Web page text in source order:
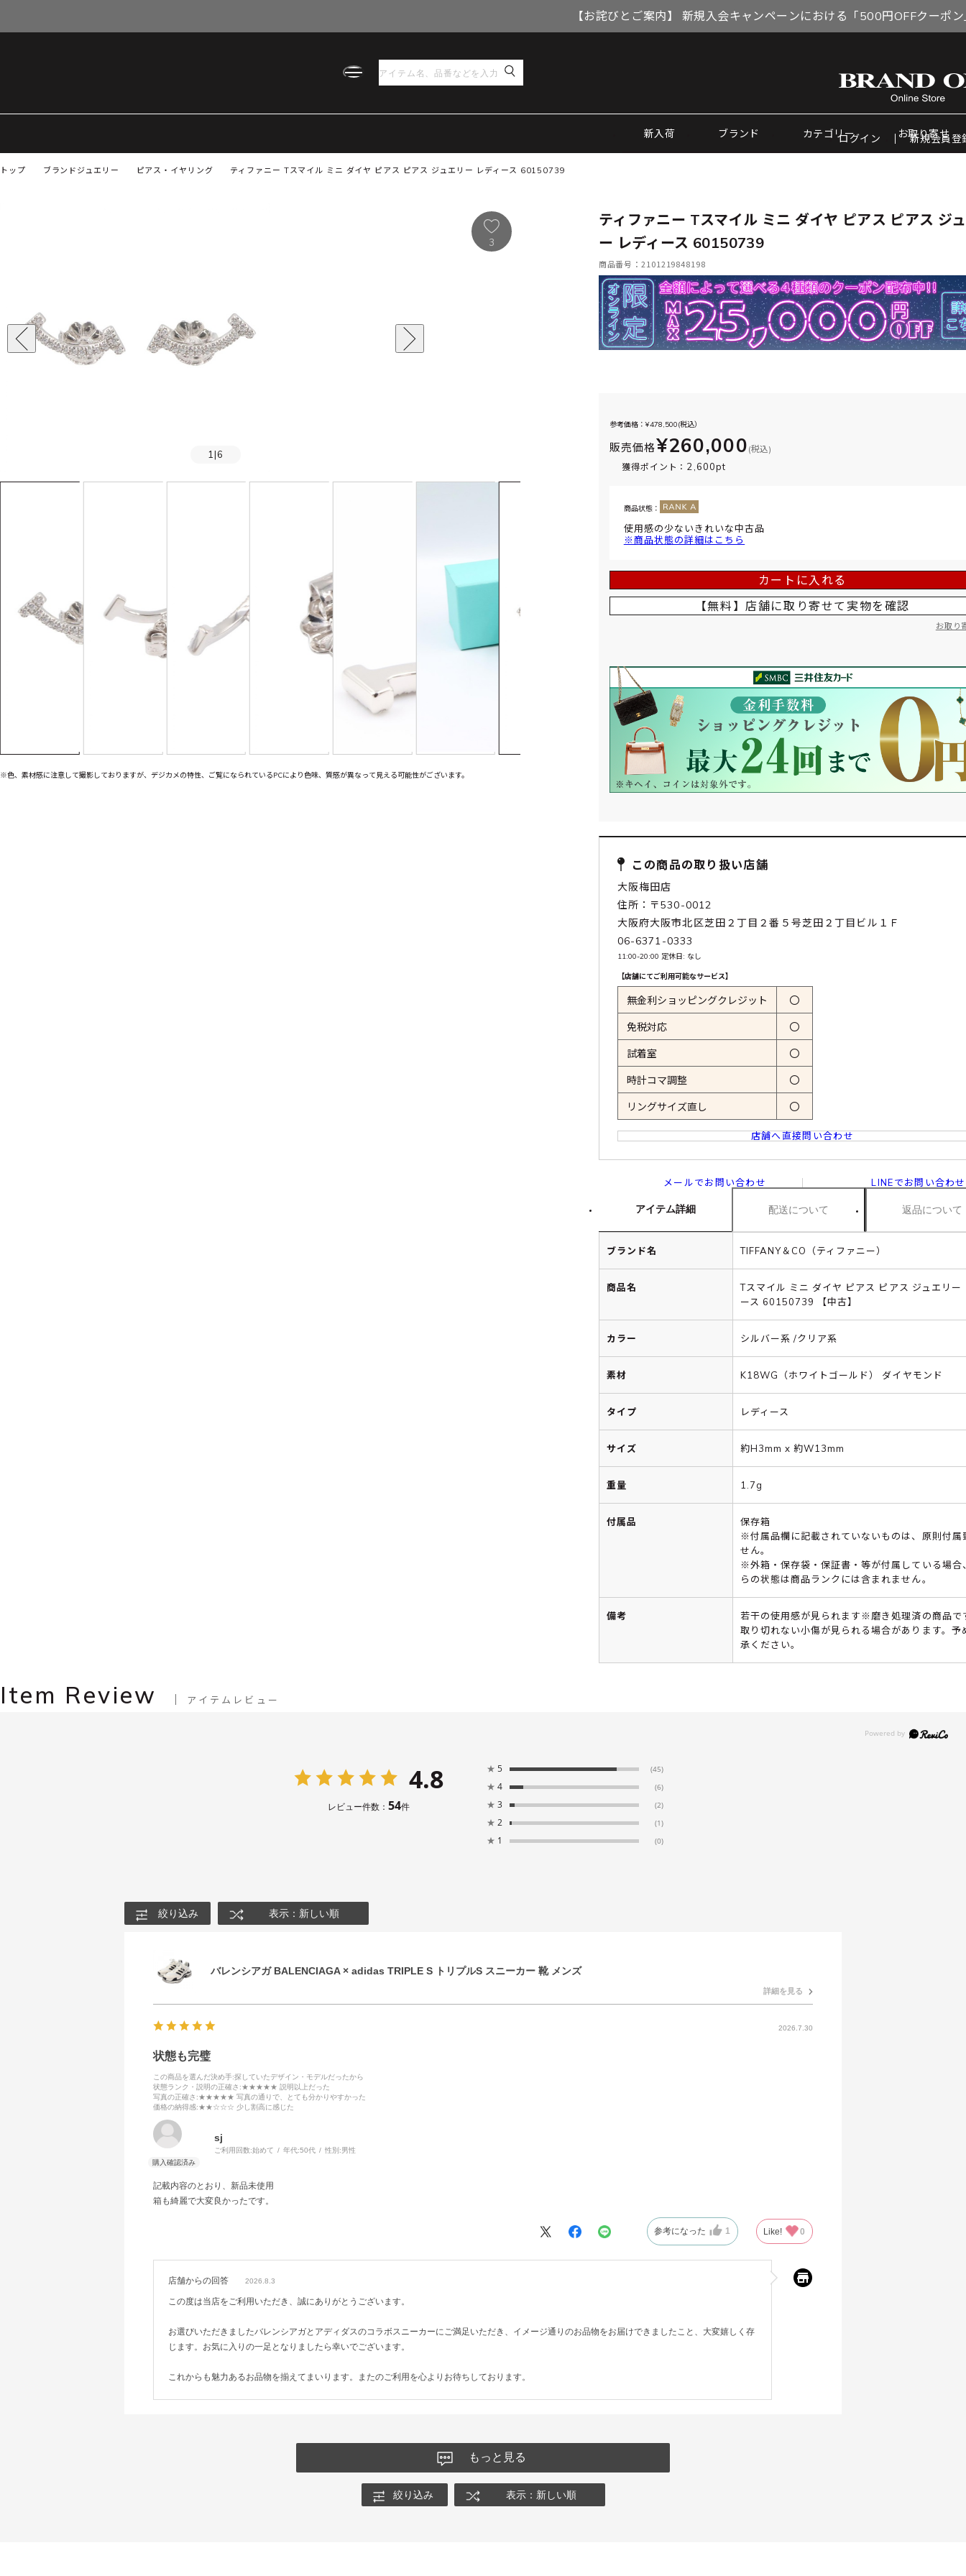
【お詫びとご案内】 新規入会キャンペーンにおける「500円OFFクーポ
新入荷 ブランド カテゴリー お取り寄せ
ログイン 新規会員登
トップ ティファニー Tスマイル ミニ ダイヤ ピアス ピアス ジュエリー レディース 60150739
ブランドジュエリー ピアス・イヤリング
1 |6
3
※色、素材感に注意して撮影しておりますが、デジカメの特性、ご覧になられているPCにより色味、質感が異なって見える可能性がございます。
ティファニー Tスマイル ミニ ダイヤ ピアス ピアス ジ
ー レディース 60150739
商品番号：2101219848198
参考価格：¥478,500(税込）
販売価格¥260,000 (税込)
獲得ポイント： 2,600pt
商品状態：
使用感の少ないきれいな中古品
※商品状態の詳細はこちら
カートに入れる
【無料】店舗に取り寄せて 実物を確認
お取り
この商品の取り扱い店舗
大阪梅田店
住所：〒530-0012
大阪府大阪市北区芝田２丁目２番５号芝田２丁目ビル１Ｆ
06-6371-0333
11:00-20:00 定休日: なし
【店舗にてご利用可能なサービス】
無金利ショッピングクレジット 〇
免税対応 〇
試着室 〇
時計コマ調整 〇
リングサイズ直し 〇
店舗へ直接問い合わせ
メールでお問い合わせ LINEでお問い合わせ
アイテム詳細 配送について 返品について
ブランド名 TIFFANY＆CO（ティファニー）
商品名
Tスマイル ミニ ダイヤ ピアス ピアス ジュエリー
ース 60150739 【中古】
カラー シルバー系 /クリア系
素材 K18WG（ホワイトゴールド） ダイヤモンド
タイプ レディース
サイズ 約H3mm x 約W13mm
重量 1.7g
付属品
保存箱
※付属品欄に記載されていないものは、原則付属
せん。
※外箱・保存袋・保証書・等が付属している場合
らの状態は商品ランクには含まれません。
備考
若干の使用感が見られます※磨き処理済の商品で
取り切れない小傷が見られる場合があります。予
承ください。
Item Review アイテムレビュー
4.8
レビュー件数： 54件
★ 5 (45)
★ 4 (6)
★ 3 (2)
★ 2 (1)
★ 1 (0)
絞り込み 表示：新しい順
バレンシアガ BALENCIAGA × adidas TRIPLE S トリプルS スニーカー 靴 メンズ
詳細を見る
2026.7.30
状態も完璧
この商品を選んだ決め手:探していたデザイン・モデルだったから
状態ランク・説明の正確さ :★★★★★ 説明以上だった
写真の正確さ :★★★★★ 写真の通りで、とても分かりやすかった
価格の納得感:★★☆☆☆ 少し割高に感じた
sj
ご利用回数:始めて 年代:50代 性別:男性
記載内容のとおり、新品未使用
箱も綺麗で大変良かったです。
参考になった 1 Like! 0
店舗からの回答 2026.8.3
この度は当店をご利用いただき、誠にありがとうございます。
お選びいただきましたバレンシアガとアディダスのコラボスニーカーにご満足いただき、イメージ通りのお品物をお届けできましたこと、大変嬉しく存
じます。お気に入りの一足となりましたら幸いでございます。
これからも魅力あるお品物を揃えてまいります。またのご利用を心よりお待ちしております。
もっと見る
絞り込み 表示：新しい順